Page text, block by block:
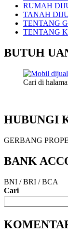
RUMAH
TANAH
TENTANG
TENTANG
BUTUH
Cari di
HUBUNGI
GERBANG
BANK
BNI / BRI / BCA
Cari